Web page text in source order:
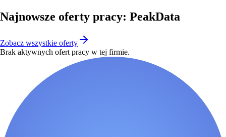
Najnowsze oferty pracy: PeakData
Zobacz wszystkie oferty
Brak aktywnych ofert pracy w tej firmie.